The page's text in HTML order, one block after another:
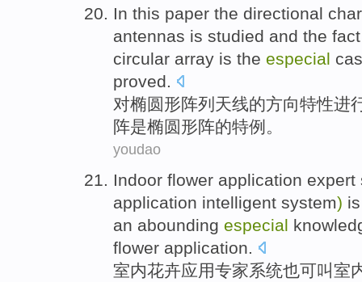
In this paper the directional
antennas is studied and the
circular array is the especial
proved.
对椭圆形阵列 天线的方向特性进
阵是椭圆形阵的特例 。
youdao
Indoor flower application expert
application intelligent system) is
an abounding especial
flower application.
室内花卉应用专家系统也可叫室